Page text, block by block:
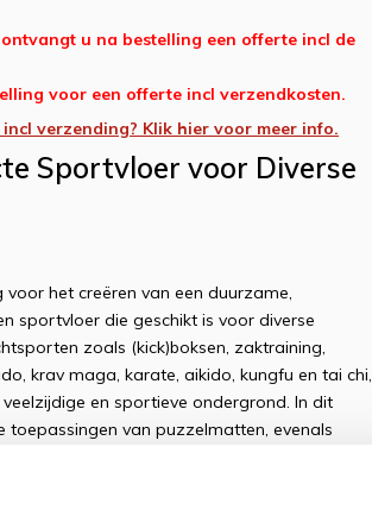
u na bestelling een offerte incl de
voor een offerte incl verzendkosten.
verzending? Klik hier voor meer info.
Sportvloer voor Diverse
het creëren van een duurzame,
sportvloer die geschikt is voor diverse
zoals (kick)boksen, zaktraining,
krav maga, karate, aikido, kungfu en tai chi,
en sportieve ondergrond. In dit
toepassingen van puzzelmatten, evenals